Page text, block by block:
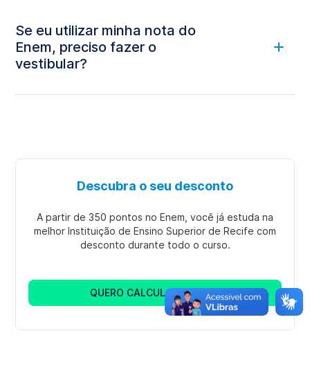
Se eu utilizar minha nota do
Enem, preciso fazer o
vestibular?
Descubra o seu desconto
A partir de 350 pontos no Enem, você já estuda na
melhor Instituição de Ensino Superior de Recife com
desconto durante todo o curso.
QUERO CALCULAR AGORA!